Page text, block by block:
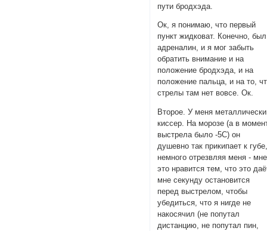
пути бродхэда.
Ок, я понимаю, что первый
пункт жидковат. Конечно, был
адреналин, и я мог забыть
обратить внимание и на
положение бродхэда, и на
положение пальца, и на то,
стрелы там нет вовсе. Ок.
Второе. У меня
киссер. На морозе (а в
выстрела было -5С) он
душевно так прикипает к
немного отрезвляя меня - мне
это нравится тем, что это
мне секунду остановится
перед выстрелом, чтобы
убедиться, что я нигде не
накосячил (не попутал
дистанцию, не попутал пин,